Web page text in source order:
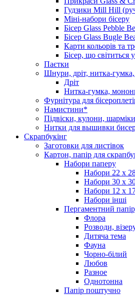
Гудзики Mill Hill
Міні-набори бісеру
Бісер Glass Pebble
Бісер Glass Bugle
Карти кольорів та
Бісер, що світиться
Паєтки
Шнури, дріт, нитка-
Дріт
Нитка-гумка,
Фурнітура для
Намистини*
Підвіски, кулони, шарміки
Нитки для вышивки
Скрапбукінг
Заготовки для листівок
Картон, папір для
Набори паперу
Набори 22 х
Набори 30 х
Набори 12 х
Набори інші
Пергаментний
Флора
Розводи,
Дитяча тема
Фауна
Чорно-білий
Любов
Разное
Однотонна
Папір поштучно